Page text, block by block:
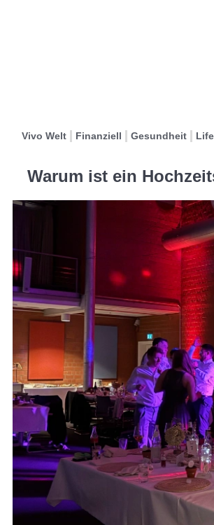
Vivo Welt Finanziell Gesundheit
Warum ist ein